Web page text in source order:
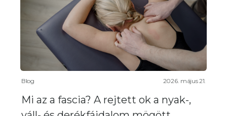
Blog 2026. május 21.
Mi az a fascia? A rejtett ok a nyak-,